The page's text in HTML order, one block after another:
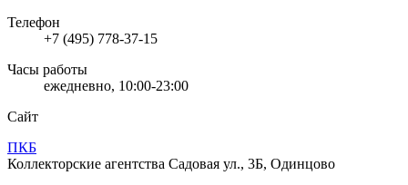
Телефон
+7 (495) 778-37-15
Часы работы
ежедневно, 10:00-23:00
Сайт
ПКБ
Коллекторские агентства Садовая ул., 3Б, Одинцово